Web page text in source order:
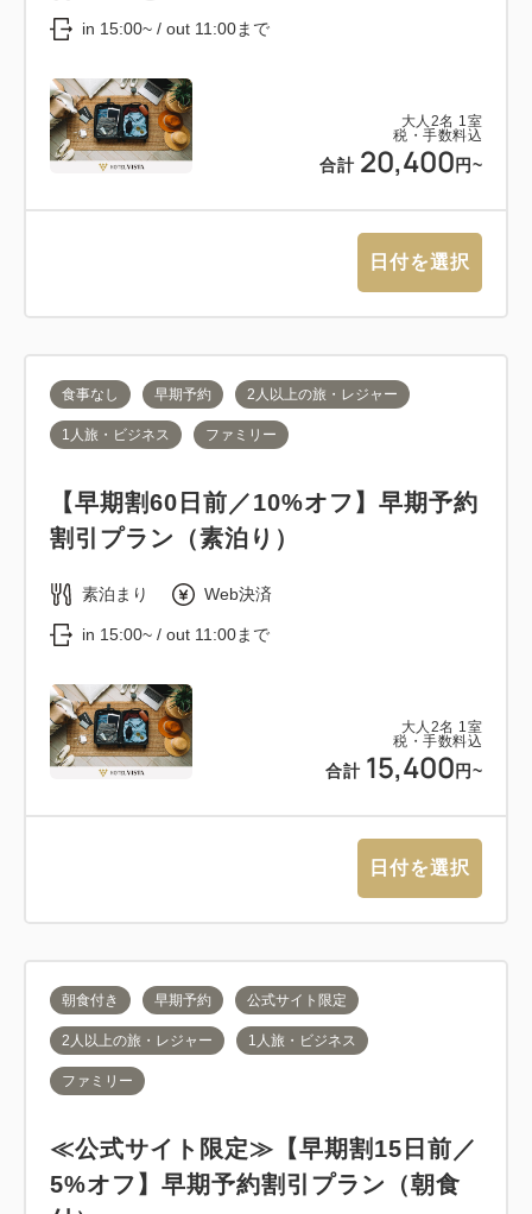
大人 2名 1室
税・手数料込
合計 20,400 円~
in 15:00~ / out 11:00まで
日付を選択
大人 2名 1室
税・手数料込
合計 15,400 円~
食事なし 早期予約 2人以上の旅・レジャー
1人旅・ビジネス ファミリー
【早期割60日前／10%オフ】早期予約
割引プラン（素泊り）
素泊まり Web決済
in 15:00~ / out 11:00まで
日付を選択
朝食付き 早期予約 公式サイト限定
2人以上の旅・レジャー 1人旅・ビジネス
ファミリー
≪公式サイト限定≫【早期割15日前／
5%オフ】早期予約割引プラン（朝食